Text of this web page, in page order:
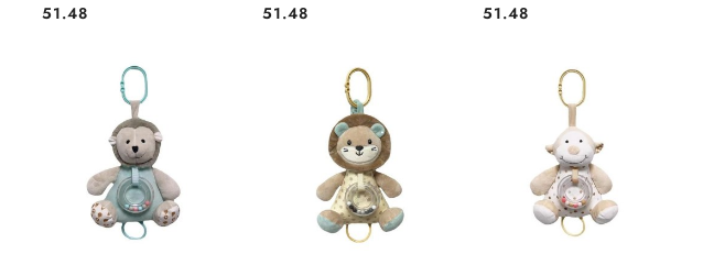
Cena:
51.48 Cena:
51.48 Cena:
51.48